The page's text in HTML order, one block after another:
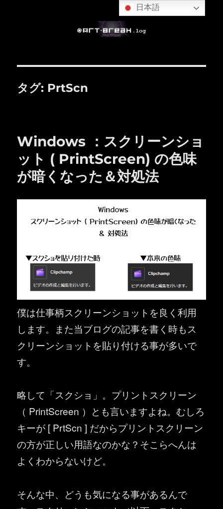
タグ: PrtScn
Windows ：スクリーンショ
ット ( PrintScreen) の色味
が暗くなった＆対処法
僕は仕事柄スクリーンショットを良く利用
します。また当ブログの記事を書く時もス
クリーンショットを貼り付ける事が多いで
す。
略して「スクショ」。プリントスクリーン
（ PrintScreen ）とも言いますよね。むしろ
キーが [ PrtScn ] だからプリントスクリーン
の方が正しい用語なのかな？そこらへんは
よくわからないけど。
そんな中、どうも気になる事があるんで
日本語